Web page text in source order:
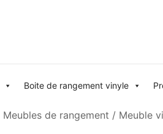
Boite de rangement vinyle
Meubles de rangement / Meuble